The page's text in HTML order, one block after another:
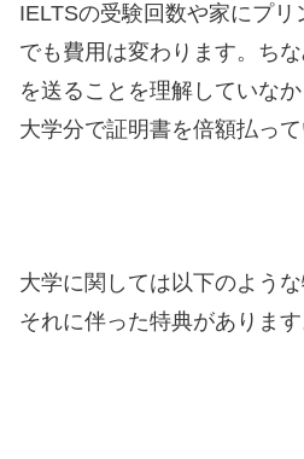
IELTSの受験回数や家にプ
でも費用は変わります。ち
を送ることを理解していな
大学分で証明書を倍額払って
大学に関しては以下のよう
それに伴った特典があります